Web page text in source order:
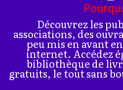
Découvrez les
associations, des
peu mis en avant
internet. Accédez
bibliothèque de
gratuits, le tout sans